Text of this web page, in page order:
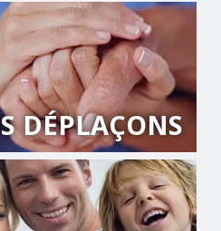
DÉPLAÇONS